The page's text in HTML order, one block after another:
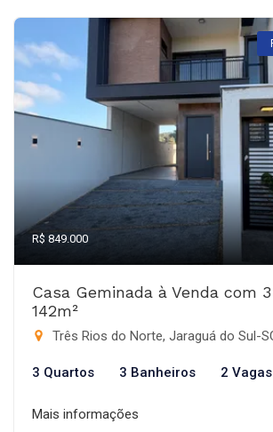
R$ 849.000
Casa Geminada à Venda com
142m²
Três Rios do Norte, Jaraguá do Sul-
3 Quartos 3 Banheiros 2 Vagas
Mais informações